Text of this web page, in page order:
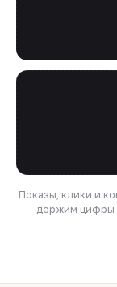
Показы, клики и
держим цифры